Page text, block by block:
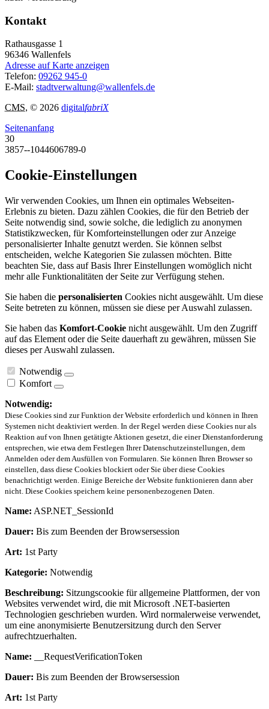
Kontakt
Rathausgasse 1
96346 Wallenfels
Adresse auf Karte anzeigen
Telefon: 09262 945-0
E-Mail: stadtverwaltung@wallenfels.de
CMS, © 2026 digitalfabriX
Seitenanfang
30
3857--1044606789-0
Cookie-Einstellungen
Wir verwenden Cookies, um Ihnen ein optimales Webseiten-
Erlebnis zu bieten. Dazu zählen Cookies, die für den Betrieb der
Seite notwendig sind, sowie solche, die lediglich zu anonymen
Statistikzwecken, für Komforteinstellungen oder zur Anzeige
personalisierter Inhalte genutzt werden. Sie können selbst
entscheiden, welche Kategorien Sie zulassen möchten. Bitte
beachten Sie, dass auf Basis Ihrer Einstellungen womöglich nicht
mehr alle Funktionalitäten der Seite zur Verfügung stehen.
Sie haben die personalisierten Cookies nicht ausgewählt. Um diese
Seite betreten zu können, müssen sie diese per Auswahl zulassen.
Sie haben das Komfort-Cookie nicht ausgewählt. Um den Zugriff
auf das Element oder die Seite dauerhaft zu gewähren, müssen Sie
dieses per Auswahl zulassen.
Notwendig
Komfort
Notwendig:
Diese Cookies sind zur Funktion der Website erforderlich und können in Ihren
Systemen nicht deaktiviert werden. In der Regel werden diese Cookies nur als
Reaktion auf von Ihnen getätigte Aktionen gesetzt, die einer Dienstanforderung
entsprechen, wie etwa dem Festlegen Ihrer Datenschutzeinstellungen, dem
Anmelden oder dem Ausfüllen von Formularen. Sie können Ihren Browser so
einstellen, dass diese Cookies blockiert oder Sie über diese Cookies
benachrichtigt werden. Einige Bereiche der Website funktionieren dann aber
nicht. Diese Cookies speichern keine personenbezogenen Daten.
Name: ASP.NET_SessionId
Dauer: Bis zum Beenden der Browsersession
Art: 1st Party
Kategorie: Notwendig
Beschreibung: Sitzungscookie für allgemeine Plattformen, der von
Websites verwendet wird, die mit Microsoft .NET-basierten
Technologien geschrieben wurden. Wird normalerweise verwendet,
um eine anonymisierte Benutzersitzung durch den Server
aufrechtzuerhalten.
Name: __RequestVerificationToken
Dauer: Bis zum Beenden der Browsersession
Art: 1st Party